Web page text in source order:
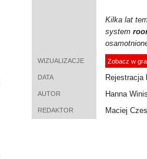
Kilka lat
system
WIZUALIZACJE Zobacz w
DATA Rejestracja
AUTOR Hanna
REDAKTOR Maciej